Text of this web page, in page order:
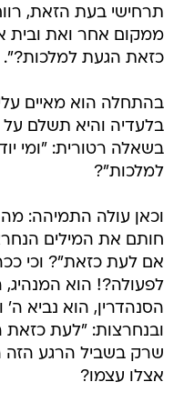
תרחישי בעת הזאת,
ממקום אחר ואת ובית
כזאת הגעת למלכות?".
בהתחלה הוא מאיים
בלעדיה והיא תשלם על
בשאלה רטורית: "ומי
למלכות"?
וכאן עולה התמיהה:
חותם את המילים
אם לעת כזאת"? וכי
לפעולה?! הוא
הסנהדרין, הוא נביא ה'
ובנחרצות: "לעת כזאת
שרק בשביל הרגע הזה
אצלו עצמו?